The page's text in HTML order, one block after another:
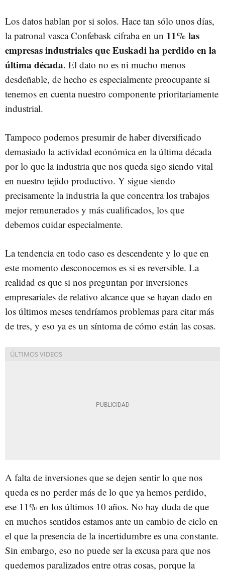
Los datos hablan por si solos. Hace tan sólo unos días,
la patronal vasca Confebask cifraba en un 11% las
empresas industriales que Euskadi ha perdido en la
última década. El dato no es ni mucho menos
desdeñable, de hecho es especialmente preocupante si
tenemos en cuenta nuestro componente prioritariamente
industrial.
Tampoco podemos presumir de haber diversificado
demasiado la actividad económica en la última década
por lo que la industria que nos queda sigo siendo vital
en nuestro tejido productivo. Y sigue siendo
precisamente la industria la que concentra los trabajos
mejor remunerados y más cualificados, los que
debemos cuidar especialmente.
La tendencia en todo caso es descendente y lo que en
este momento desconocemos es si es reversible. La
realidad es que si nos preguntan por inversiones
empresariales de relativo alcance que se hayan dado en
los últimos meses tendríamos problemas para citar más
de tres, y eso ya es un síntoma de cómo están las cosas.
A falta de inversiones que se dejen sentir lo que nos
queda es no perder más de lo que ya hemos perdido,
ese 11% en los últimos 10 años. No hay duda de que
en muchos sentidos estamos ante un cambio de ciclo en
el que la presencia de la incertidumbre es una constante.
Sin embargo, eso no puede ser la excusa para que nos
quedemos paralizados entre otras cosas, porque la